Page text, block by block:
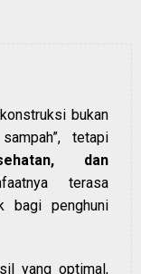
bukan
tetapi
dan
terasa
bagi penghuni
yang optimal,